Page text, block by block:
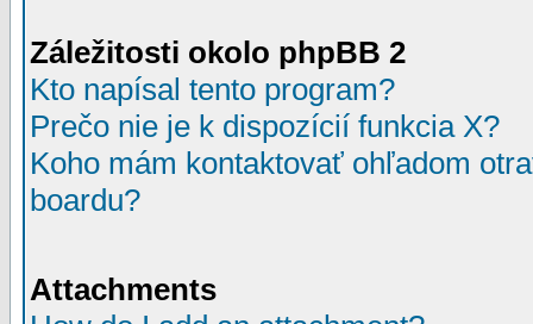
Záležitosti okolo phpBB 2
Kto napísal tento program?
Prečo nie je k dispozícií funkcia X?
Koho mám kontaktovať ohľadom
boardu?
Attachments